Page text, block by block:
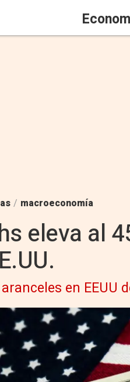
/ macroeconomía
eleva al
en EEUU